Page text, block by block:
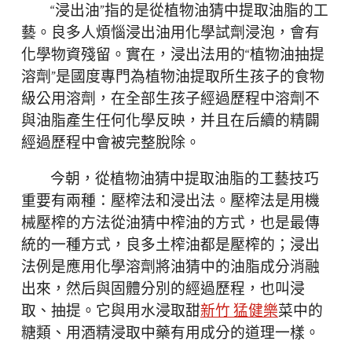
“浸出油”指的是從植物油猜中提取油脂的工
藝。良多人煩惱浸出油用化學試劑浸泡，會有
化學物資殘留。實在，浸出法用的“植物油抽提
溶劑”是國度專門為植物油提取所生孩子的食物
級公用溶劑，在全部生孩子經過歷程中溶劑不
與油脂產生任何化學反映，并且在后續的精闢
經過歷程中會被完整脫除。
今朝，從植物油猜中提取油脂的工藝技巧
重要有兩種：壓榨法和浸出法。壓榨法是用機
械壓榨的方法從油猜中榨油的方式，也是最傳
統的一種方式，良多土榨油都是壓榨的；浸出
法例是應用化學溶劑將油猜中的油脂成分消融
出來，然后與固體分別的經過歷程，也叫浸
取、抽提。它與用水浸取甜新竹 猛健樂菜中的
糖類、用酒精浸取中藥有用成分的道理一樣。